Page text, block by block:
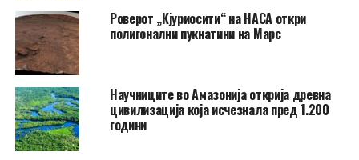
Роверот „Кјуриосити“ на НАСА откри
полигонални пукнатини на Марс
Научниците во Амазонија открија древна
цивилизација која исчезнала пред 1.200
години